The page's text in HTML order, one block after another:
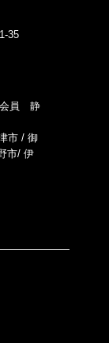
35
会員 静
市 / 御
市/ 伊